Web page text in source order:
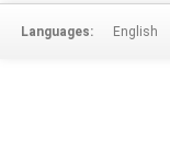
Languages: English